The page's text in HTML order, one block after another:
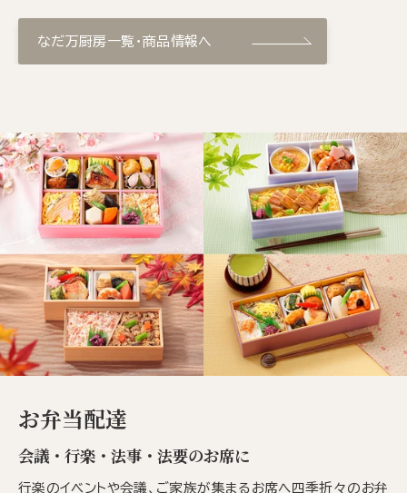
なだ万厨房一覧・商品情報へ
お弁当配達
会議・行楽・法事・法要のお席に
行楽のイベントや会議、ご家族が集まるお席へ四季折々のお弁